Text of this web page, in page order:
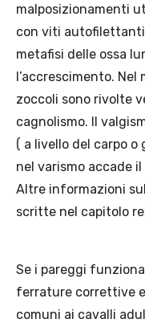
malposizionamenti
con viti autofilettanti
metafisi delle ossa
l’accrescimento.
zoccoli sono rivolte
cagnolismo. Il
( a livello del carpo
nel varismo accade
Altre informazioni
scritte nel capitolo
Se i pareggi
ferrature correttive
comuni ai cavalli